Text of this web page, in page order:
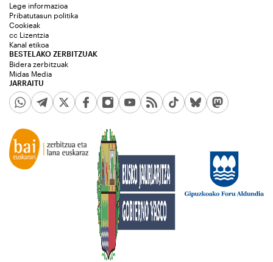
JARRAITU
Lege informazioa
Pribatutasun politika
Cookieak
cc Lizentzia
Kanal etikoa
BESTELAKO ZERBITZUAK
Bidera zerbitzuak
Midas Media